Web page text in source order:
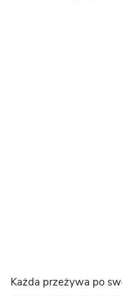
Każda przeżywa po